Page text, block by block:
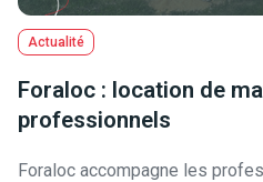
Actualité
Foraloc : location de
professionnels
Foraloc accompagne les